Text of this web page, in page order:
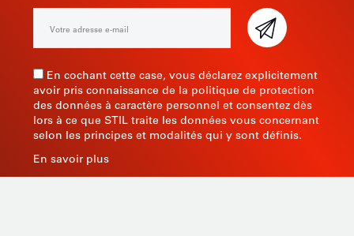
En cochant cette case, vous déclarez explicitement
avoir pris connaissance de la politique de protection
des données à caractère personnel et consentez dès
lors à ce que STIL traite les données vous concernant
selon les principes et modalités qui y sont définis.
En savoir plus